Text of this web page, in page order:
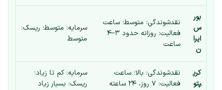
بور
س
ایرا
ن
نقدشوندگی: متوسط؛ ساعت
فعالیت: روزانه حدود ۳–۴
ساعت
سرمایه: متوسط؛ ریسک:
متوسط
کری
پتو
نقدشوندگی: بالا؛ ساعت
فعالیت: ۷ روز، ۲۴ ساعته
سرمایه: کم تا زیاد؛
ریسک: بسیار زیاد